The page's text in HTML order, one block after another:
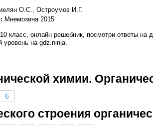
О.С., Остроумов И.Г.
Мнемозина 2015
класс, онлайн решебник, посмотри ответы на
на gdz.ninja.
химии.
6
строения